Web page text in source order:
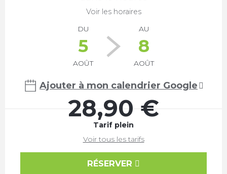
Voir les horaires
DU
5
AOÛT
AU
8
AOÛT
Ajouter à mon calendrier Google
28,90 €
Tarif plein
Voir tous les tarifs
RÉSERVER